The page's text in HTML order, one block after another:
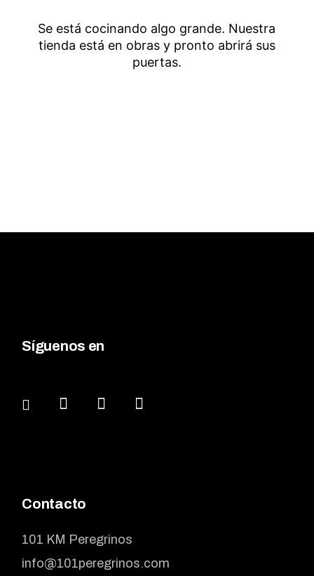
Se está cocinando algo grande. Nuestra
tienda está en obras y pronto abrirá sus
puertas.
Síguenos en
Contacto
101 KM Peregrinos
info@101peregrinos.com